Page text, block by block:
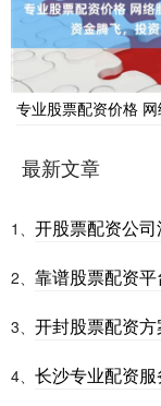
专业股票配资价格
最新文章
1、 开股票配资公
2、 靠谱股票配资
3、 开封股票配资
4、 长沙专业配资